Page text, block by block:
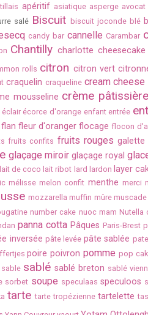
apéritif asiatique asperge avocat
salé Biscuit biscuit joconde blé
candy bar cannelle Carambar
Chantilly charlotte cheesecake
rolls citron citron vert
craquelin craqueline cream cheese
mousseline crème pâtissière
éclair écorce d'orange enfant entrée
flan fleur d'oranger flocage flocon
fruits confits fruits rouges galette
glaçage miroir glaçage royal
lait de coco lait ribot lard lardon layer
mélisse melon confit menthe merci
mozzarella muffin mûre muscade
number cake nuoc mam Nutella
panna cotta Pâques Paris-Brest
inversée pâte levée pâte sablée
poire poivron pomme pop
sable sablé sablé breton sablé
sorbet soupe speculaas speculoos
tarte tarte tropézienne tartelette